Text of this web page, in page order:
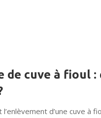
de cuve à fioul :
d’une cuve à